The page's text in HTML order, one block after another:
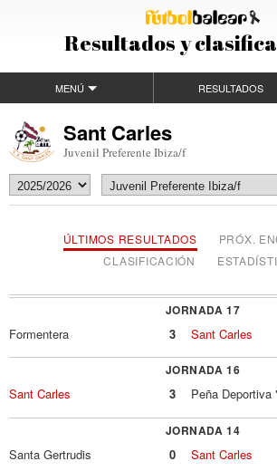
Resultados y
MENÚ RESULTADOS
Sant Carles
Juvenil Preferente Ibiza/f
ÚLTIMOS RESULTADOS
PRÓX.
CLASIFICACIÓN
JORNADA 17
Formentera 3 Sant Carles
JORNADA 16
Sant Carles 3 Peña Deportiva
JORNADA 14
Santa Gertrudis 0 Sant Carles